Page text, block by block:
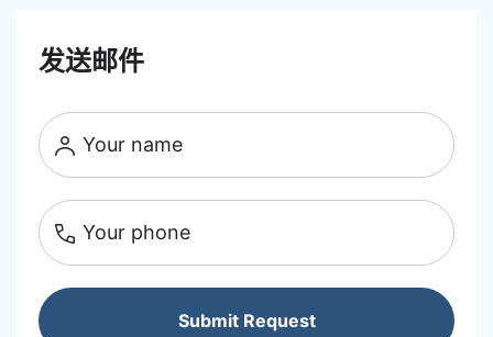
发送邮件
Your name
Your phone
Submit Request